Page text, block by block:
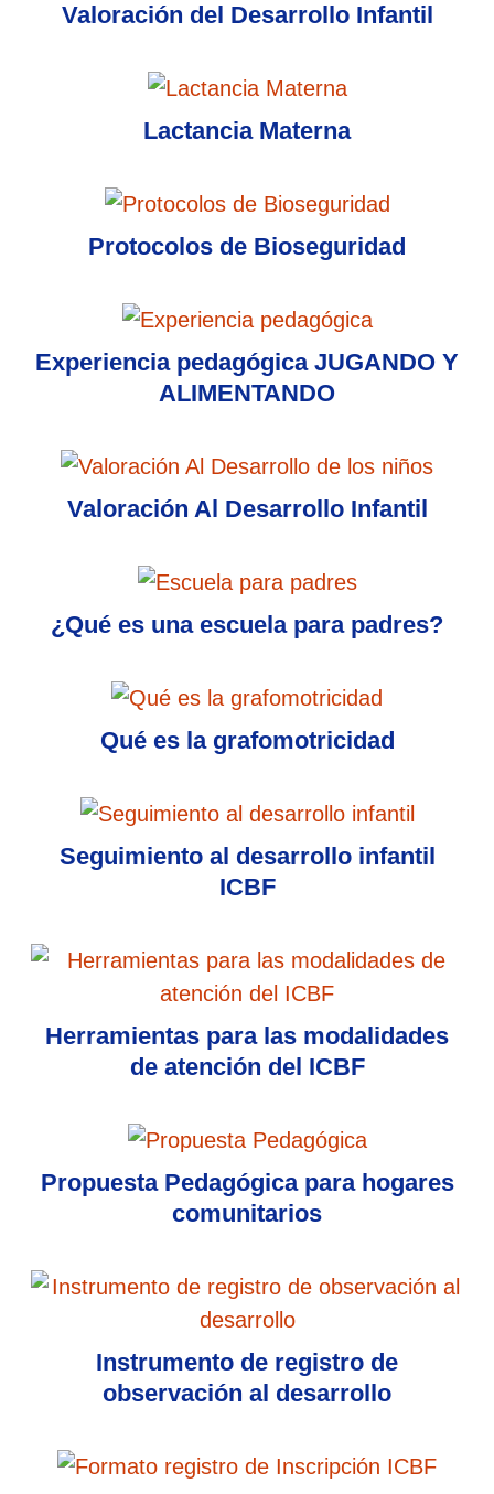
Valoración del Desarrollo Infantil
Lactancia Materna
Protocolos de Bioseguridad
Experiencia pedagógica JUGANDO Y
ALIMENTANDO
Valoración Al Desarrollo Infantil
¿Qué es una escuela para padres?
Qué es la grafomotricidad
Seguimiento al desarrollo infantil
ICBF
Herramientas para las modalidades
de atención del ICBF
Propuesta Pedagógica para hogares
comunitarios
Instrumento de registro de
observación al desarrollo